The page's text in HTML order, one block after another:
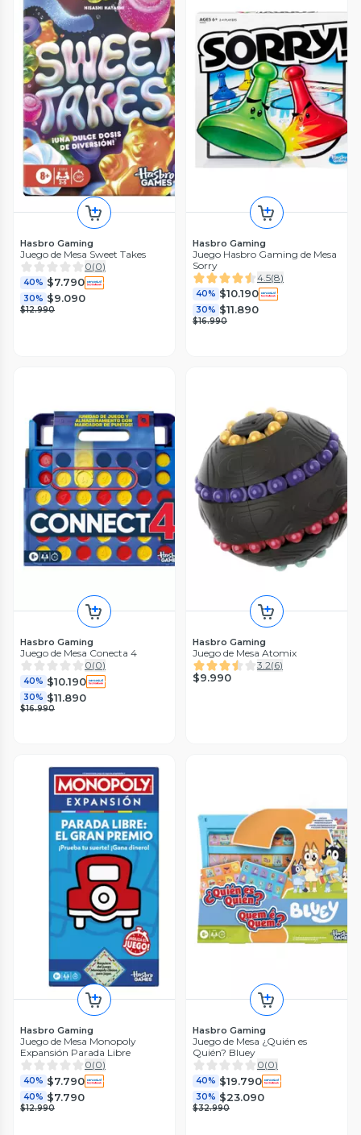
Hasbro Gaming
Juego de Mesa Sweet Takes
0(0)
40% $7.790
30% $9.090
$12.990
Hasbro Gaming
Juego Hasbro Gaming de Mesa
Sorry
4.5(8)
40% $10.190
30% $11.890
$16.990
Hasbro Gaming
Juego de Mesa Conecta 4
0(0)
40% $10.190
30% $11.890
$16.990
Hasbro Gaming
Juego de Mesa Atomix
3.2(6)
$9.990
Hasbro Gaming
Juego de Mesa Monopoly
Expansión Parada Libre
0(0)
40% $7.790
40% $7.790
$12.990
Hasbro Gaming
Juego de Mesa ¿Quién es
Quién? Bluey
0(0)
40% $19.790
30% $23.090
$32.990